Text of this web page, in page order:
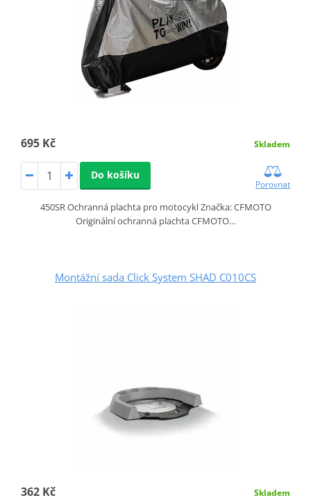
695 Kč Skladem
Do košíku
Porovnat
450SR Ochranná plachta pro motocykl Značka: CFMOTO
Originální ochranná plachta CFMOTO…
Montážní sada Click System SHAD C010CS
362 Kč Skladem